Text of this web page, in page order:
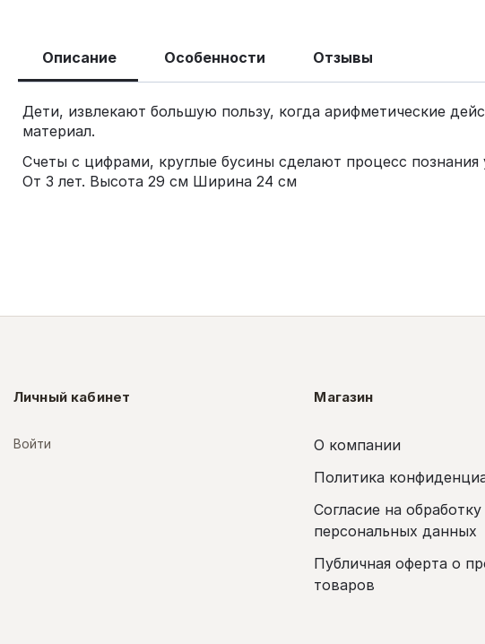
Описание Особенности Отзывы
Дети, извлекают большую пользу, когда арифметические
материал.
Счеты с цифрами, круглые бусины сделают процесс познания
От 3 лет. Высота 29 см Ширина 24 см
Личный кабинет
Войти
Магазин
О компании
Политика
Согласие на обработку
персональных данных
Публичная оферта о
товаров